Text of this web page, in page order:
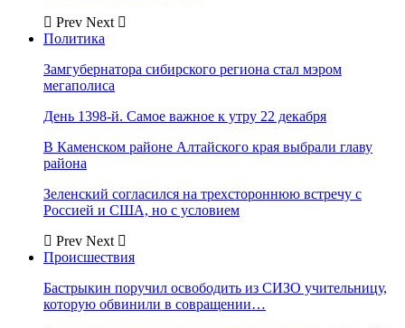
Prev Next
Политика
Замгубернатора сибирского региона стал мэром
мегаполиса
День 1398-й. Самое важное к утру 22 декабря
В Каменском районе Алтайского края выбрали главу
района
Зеленский согласился на трехстороннюю встречу с
Россией и США, но с условием
Prev Next
Происшествия
Бастрыкин поручил освободить из СИЗО учительницу,
которую обвинили в совращении…